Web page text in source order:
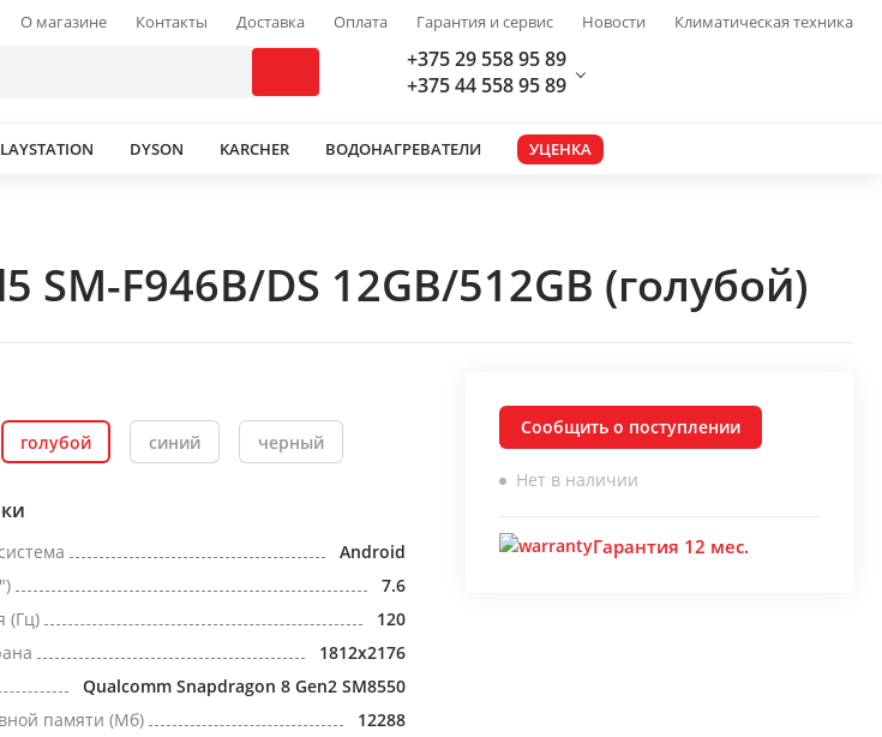
О магазине Контакты Доставка Оплата Гарантия и сервис Новости Климатическая техника
+375 29 558 95 89
+375 44 558 95 89
DYSON KARCHER ВОДОНАГРЕВАТЕЛИ УЦЕНКА
F946B/DS 12GB/512GB (голубой)
голубой синий черный
Android
7.6
(Гц)
120
1812x2176
Qualcomm Snapdragon 8 Gen2 SM8550
памяти (Мб)
12288
Сообщить о поступлении
Нет в наличии
Гарантия 12 мес.